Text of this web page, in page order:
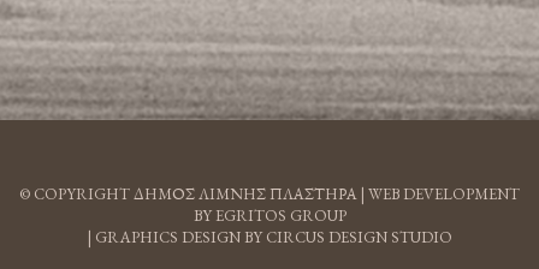
© COPYRIGHT ΔΗΜΟΣ ΛΙΜΝΗΣ ΠΛΑΣΤΗΡΑ | WEB DEVELOPMENT
BY EGRITOS GROUP
| GRAPHICS DESIGN BY CIRCUS DESIGN STUDIO